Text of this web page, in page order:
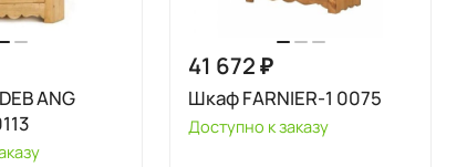
ANG
41 672 ₽
Шкаф FARNIER-1 0075
Доступно к заказу